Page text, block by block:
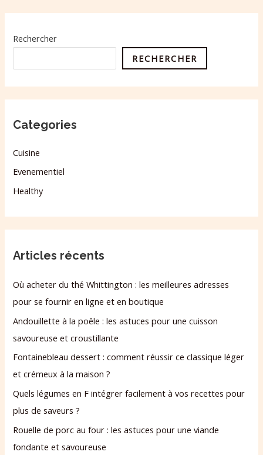
Rechercher
RECHERCHER
Categories
Cuisine
Evenementiel
Healthy
Articles récents
Où acheter du thé Whittington : les meilleures adresses
pour se fournir en ligne et en boutique
Andouillette à la poêle : les astuces pour une cuisson
savoureuse et croustillante
Fontainebleau dessert : comment réussir ce classique léger
et crémeux à la maison ?
Quels légumes en F intégrer facilement à vos recettes pour
plus de saveurs ?
Rouelle de porc au four : les astuces pour une viande
fondante et savoureuse